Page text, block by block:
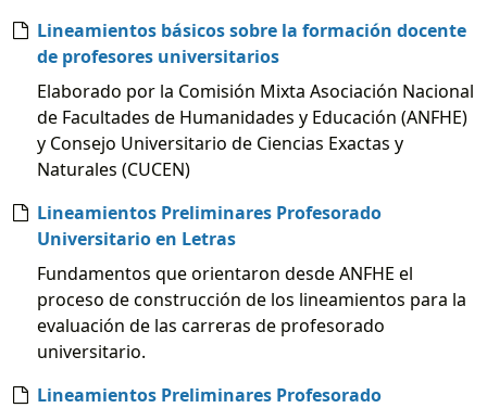
Lineamientos básicos sobre la formación docente
de profesores universitarios
Elaborado por la Comisión Mixta Asociación Nacional
de Facultades de Humanidades y Educación (ANFHE)
y Consejo Universitario de Ciencias Exactas y
Naturales (CUCEN)
Lineamientos Preliminares Profesorado
Universitario en Letras
Fundamentos que orientaron desde ANFHE el
proceso de construcción de los lineamientos para la
evaluación de las carreras de profesorado
universitario.
Lineamientos Preliminares Profesorado